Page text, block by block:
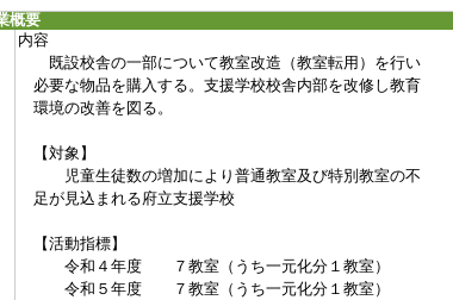
概要
内容
既設校舎の一部について教室改造（教室転用）を行い
必要な物品を購入する。支援学校校舎内部を改修し教育
環境の改善を図る。
【対象】
児童生徒数の増加により普通教室及び特別教室の不
足が見込まれる府立支援学校
【活動指標】
令和４年度 ７教室（うち一元化分１教室）
令和５年度 ７教室（うち一元化分１教室）